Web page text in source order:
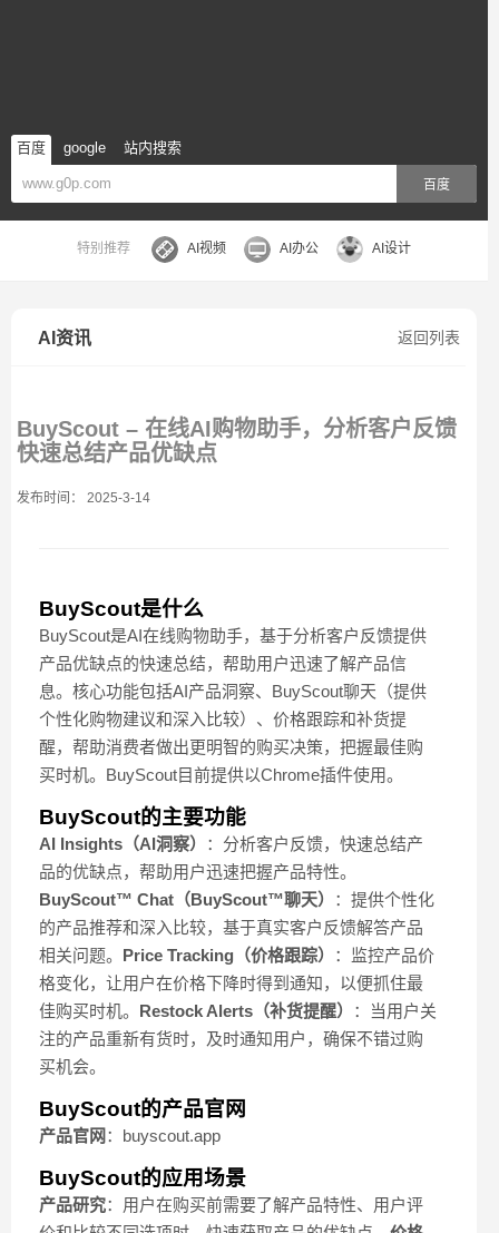
百度 google 站内搜索
百度
特别推荐 AI视频 AI办公 AI设计
返回列表
AI资讯
BuyScout – 在线AI购物助手，分析客户反馈
快速总结产品优缺点
发布时间： 2025-3-14
BuyScout是什么
BuyScout是AI在线购物助手，基于分析客户反馈提供
产品优缺点的快速总结，帮助用户迅速了解产品信
息。核心功能包括AI产品洞察、BuyScout聊天（提供
个性化购物建议和深入比较）、价格跟踪和补货提
醒，帮助消费者做出更明智的购买决策，把握最佳购
买时机。BuyScout目前提供以Chrome插件使用。
BuyScout的主要功能
AI Insights（AI洞察）
：分析客户反馈，快速总结产
品的优缺点，帮助用户迅速把握产品特性。
BuyScout™ Chat（BuyScout™聊天）
：提供个性化
的产品推荐和深入比较，基于真实客户反馈解答产品
相关问题。 Price Tracking（价格跟踪）
：监控产品价
格变化，让用户在价格下降时得到通知，以便抓住最
佳购买时机。 Restock Alerts（补货提醒）
：当用户关
注的产品重新有货时，及时通知用户，确保不错过购
买机会。
BuyScout的产品官网
产品官网 ：buyscout.app
BuyScout的应用场景
产品研究：用户在购买前需要了解产品特性、用户评